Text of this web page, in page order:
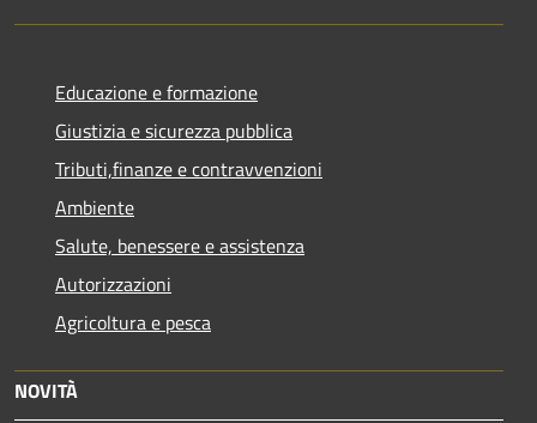
Educazione e formazione
Giustizia e sicurezza pubblica
Tributi,finanze e contravvenzioni
Ambiente
Salute, benessere e assistenza
Autorizzazioni
Agricoltura e pesca
NOVITÀ